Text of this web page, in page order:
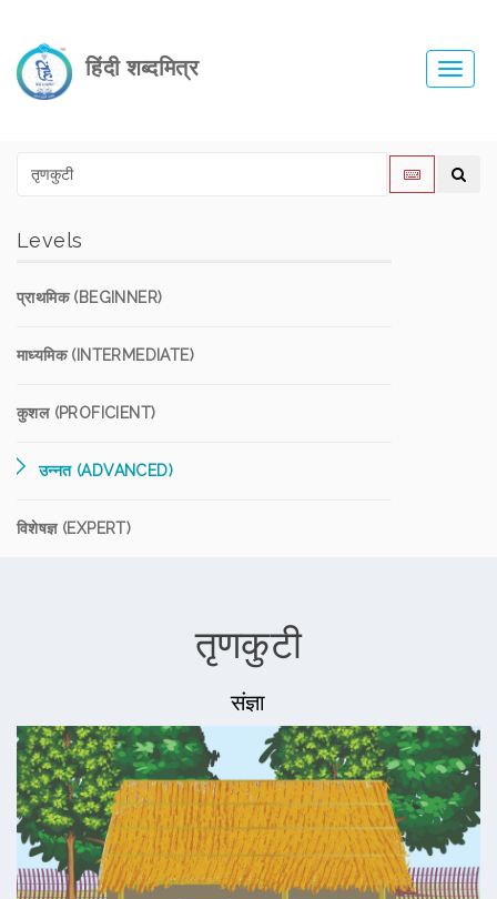
हिंदी शब्दमित्र
Levels
प्राथमिक (BEGINNER)
माध्यमिक (INTERMEDIATE)
कुशल (PROFICIENT)
उन्नत (ADVANCED)
विशेषज्ञ (EXPERT)
तृणकुटी
संज्ञा